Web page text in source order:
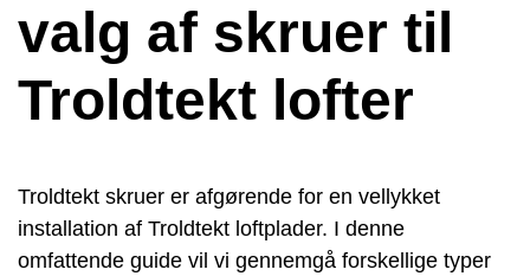
valg af skruer til
Troldtekt lofter
Troldtekt skruer er afgørende for en vellykket
installation af Troldtekt loftplader. I denne
omfattende guide vil vi gennemgå forskellige typer